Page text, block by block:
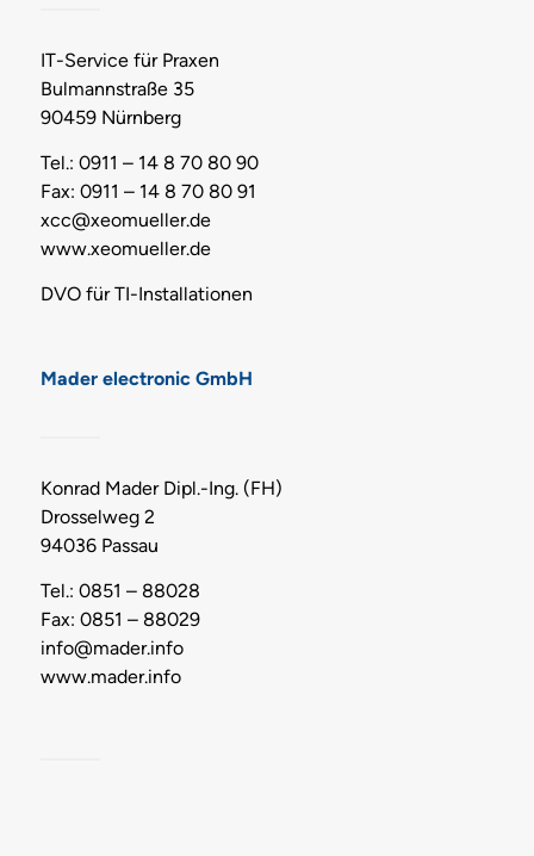
IT-Service für Praxen
Bulmannstraße 35
90459 Nürnberg
Tel.: 0911 – 14 8 70 80 90
Fax: 0911 – 14 8 70 80 91
xcc@xeomueller.de
www.xeomueller.de
DVO für TI-Installationen
Mader electronic GmbH
Konrad Mader Dipl.-Ing. (FH)
Drosselweg 2
94036 Passau
Tel.: 0851 – 88028
Fax: 0851 – 88029
info@mader.info
www.mader.info